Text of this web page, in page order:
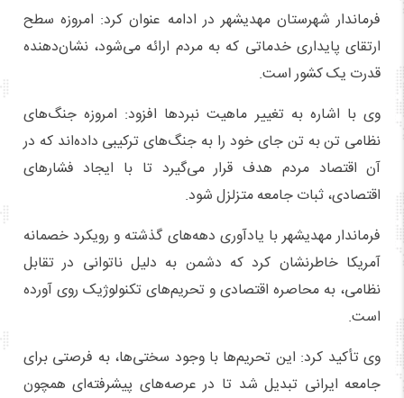
فرماندار شهرستان مهدیشهر در ادامه عنوان کرد: امروزه سطح
ارتقای پایداری خدماتی که به مردم ارائه می‌شود، نشان‌دهنده
قدرت یک کشور است.
وی با اشاره به تغییر ماهیت نبردها افزود: امروزه جنگ‌های
نظامی تن‌ به‌ تن جای خود را به جنگ‌های ترکیبی داده‌اند که در
آن اقتصاد مردم هدف قرار می‌گیرد تا با ایجاد فشارهای
اقتصادی، ثبات جامعه متزلزل شود.
فرماندار مهدیشهر با یادآوری دهه‌های گذشته و رویکرد خصمانه
آمریکا خاطرنشان کرد که دشمن به دلیل ناتوانی در تقابل
نظامی، به محاصره اقتصادی و تحریم‌های تکنولوژیک روی آورده
است.
وی تأکید کرد: این تحریم‌ها با وجود سختی‌ها، به فرصتی برای
جامعه ایرانی تبدیل شد تا در عرصه‌های پیشرفته‌ای همچون